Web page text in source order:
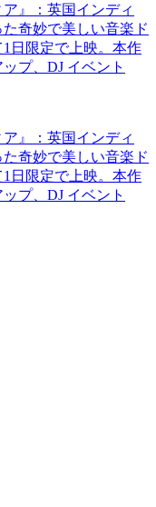
』：英国インディ
奇妙で美しい音楽ド
日限定で上映。本作
プ、DJ イベント
』：英国インディ
奇妙で美しい音楽ド
日限定で上映。本作
プ、DJ イベント